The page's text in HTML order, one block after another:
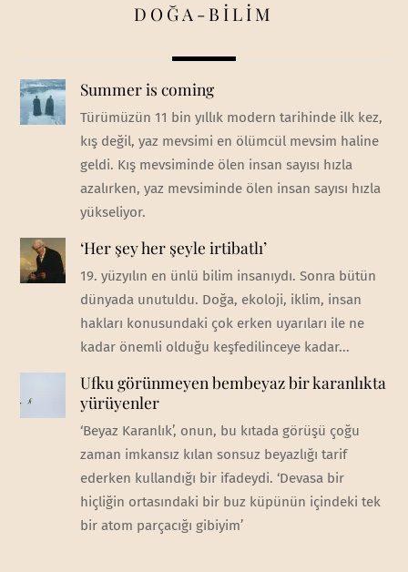
DOĞA-BİLİM
Summer is coming
Türümüzün 11 bin yıllık modern tarihinde ilk kez,
kış değil, yaz mevsimi en ölümcül mevsim haline
geldi. Kış mevsiminde ölen insan sayısı hızla
azalırken, yaz mevsiminde ölen insan sayısı hızla
yükseliyor.
‘Her şey her şeyle irtibatlı’
19. yüzyılın en ünlü bilim insanıydı. Sonra bütün
dünyada unutuldu. Doğa, ekoloji, iklim, insan
hakları konusundaki çok erken uyarıları ile ne
kadar önemli olduğu keşfedilinceye kadar...
Ufku görünmeyen bembeyaz bir karanlıkta
yürüyenler
‘Beyaz Karanlık’, onun, bu kıtada görüşü çoğu
zaman imkansız kılan sonsuz beyazlığı tarif
ederken kullandığı bir ifadeydi. ‘Devasa bir
hiçliğin ortasındaki bir buz küpünün içindeki tek
bir atom parçacığı gibiyim’